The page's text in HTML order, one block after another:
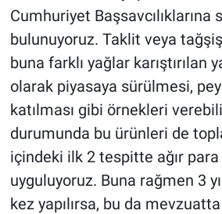
Cumhuriyet Başsavcılıklarına
bulunuyoruz. Taklit veya
buna farklı yağlar karıştırılan
olarak piyasaya sürülmesi,
katılması gibi örnekleri
durumunda bu ürünleri de
içindeki ilk 2 tespitte ağır para
uyguluyoruz. Buna rağmen 3
kez yapılırsa, bu da